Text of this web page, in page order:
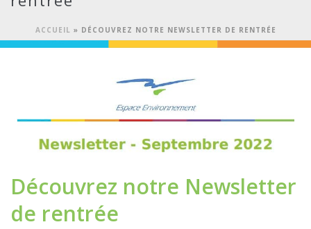
ACCUEIL » DÉCOUVREZ NOTRE NEWSLETTER DE RENTRÉE
Découvrez notre Newsletter
de rentrée